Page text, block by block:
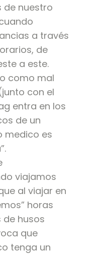
de nuestro
a través
de
a este.
como mal
con el
entra en los
de un
medico es
viajamos
al viajar en
horas
husos
que
tenga un